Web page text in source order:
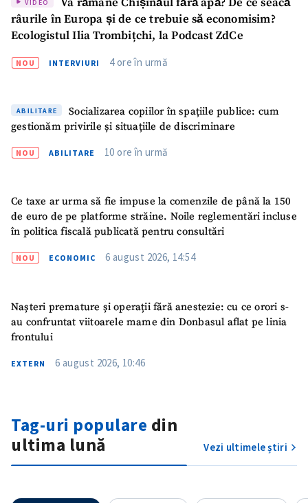
SUSȚINE
VIDEO
râurile în Europa și de ce trebuie să economisim?
Ecologistul Ilia Trombițchi, la Podcast ZdCe
NOU INTERVIURI 4 ore în urmă
ABILITARE
Socializarea copiilor în spațiile publice: cum
gestionăm privirile și situațiile de discriminare
NOU ABILITARE 10 ore în urmă
Ce taxe ar urma să fie impuse la comenzile de până la 150
de euro de pe platforme străine. Noile reglementări incluse
în politica fiscală publicată pentru consultări
NOU ECONOMIC 6 august 2026, 14:54
Nașteri premature și operații fără anestezie: cu ce orori s-
au confruntat viitoarele mame din Donbasul aflat pe linia
frontului
EXTERN 6 august 2026, 10:46
Tag-uri populare din
ultima lună
Vezi ultimele știri